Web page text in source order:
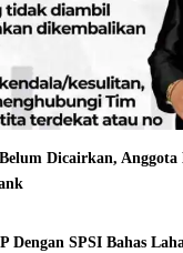
Dicairkan,
Dengan SPSI Bahas